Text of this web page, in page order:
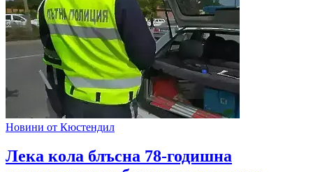
Новини от Кюстендил
Лека кола блъсна 78-годишна